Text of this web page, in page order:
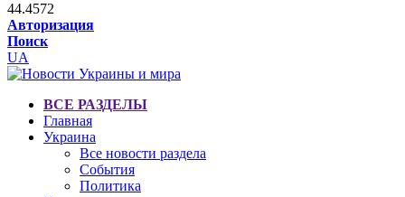
44.4572
Авторизация
Поиск
UA
ВСЕ РАЗДЕЛЫ
Главная
Украина
Все новости раздела
События
Политика